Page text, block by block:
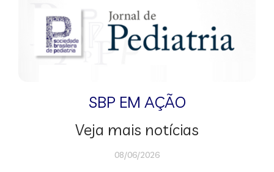
SBP EM AÇÃO
Veja mais notícias
08/06/2026